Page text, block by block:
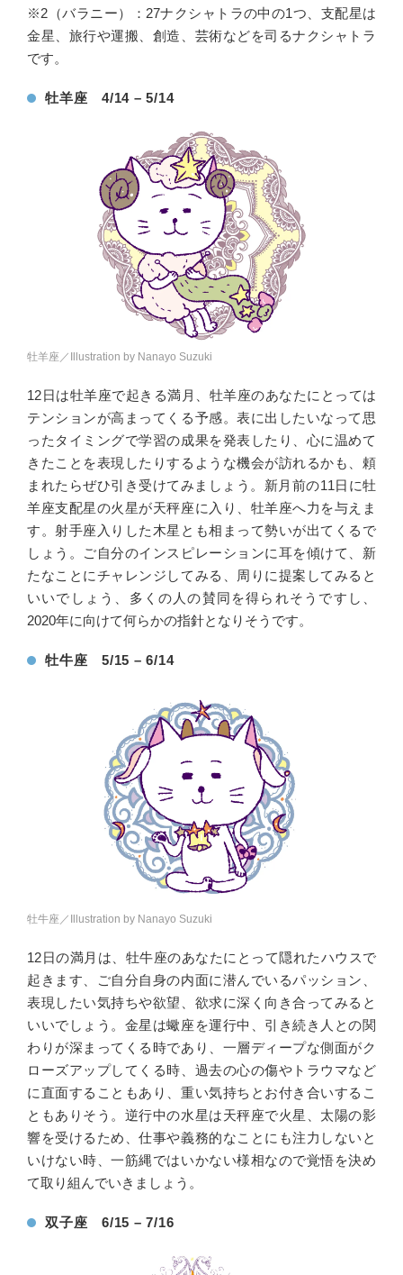
※2（バラニー）：27ナクシャトラの中の1つ、支配星は
金星、旅行や運搬、創造、芸術などを司るナクシャトラ
です。
牡羊座 4/14 – 5/14
牡羊座／Illustration by Nanayo Suzuki
12日は牡羊座で起きる満月、牡羊座のあなたにとっては
テンションが高まってくる予感。表に出したいなって思
ったタイミングで学習の成果を発表したり、心に温めて
きたことを表現したりするような機会が訪れるかも、頼
まれたらぜひ引き受けてみましょう。新月前の11日に牡
羊座支配星の火星が天秤座に入り、牡羊座へ力を与えま
す。射手座入りした木星とも相まって勢いが出てくるで
しょう。ご自分のインスピレーションに耳を傾けて、新
たなことにチャレンジしてみる、周りに提案してみると
いいでしょう、多くの人の賛同を得られそうですし、
2020年に向けて何らかの指針となりそうです。
牡牛座 5/15 – 6/14
牡牛座／Illustration by Nanayo Suzuki
12日の満月は、牡牛座のあなたにとって隠れたハウスで
起きます、ご自分自身の内面に潜んでいるパッション、
表現したい気持ちや欲望、欲求に深く向き合ってみると
いいでしょう。金星は蠍座を運行中、引き続き人との関
わりが深まってくる時であり、一層ディープな側面がク
ローズアップしてくる時、過去の心の傷やトラウマなど
に直面することもあり、重い気持ちとお付き合いするこ
ともありそう。逆行中の水星は天秤座で火星、太陽の影
響を受けるため、仕事や義務的なことにも注力しないと
いけない時、一筋縄ではいかない様相なので覚悟を決め
て取り組んでいきましょう。
双子座 6/15 – 7/16